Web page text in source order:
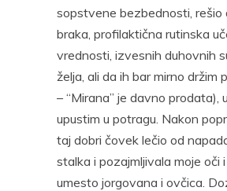
sopstvene bezbednosti, rešio
braka, profilaktična rutinska
vrednosti, izvesnih duhovnih
želja, ali da ih bar mirno
– “Mirana” je davno prodata),
upustim u potragu. Nakon
taj dobri čovek lečio od
stalka i pozajmljivala moje
umesto jorgovana i ovčica.